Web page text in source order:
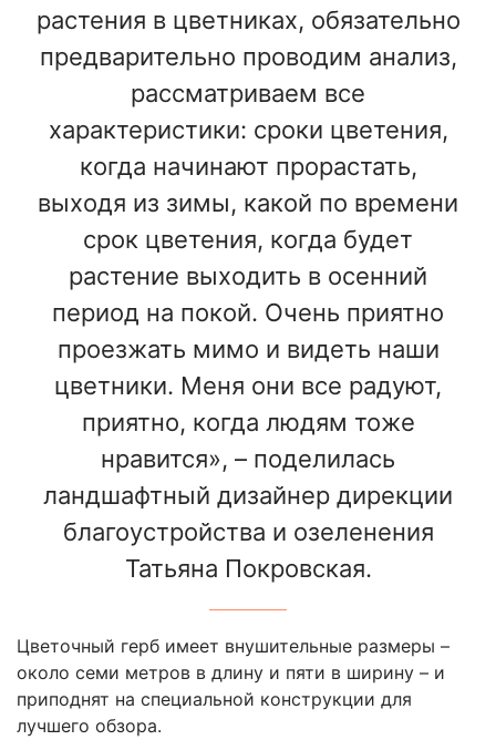
растения в цветниках, обязательно
предварительно проводим анализ,
рассматриваем все
характеристики: сроки цветения,
когда начинают прорастать,
выходя из зимы, какой по времени
срок цветения, когда будет
растение выходить в осенний
период на покой. Очень приятно
проезжать мимо и видеть наши
цветники. Меня они все радуют,
приятно, когда людям тоже
нравится», – поделилась
ландшафтный дизайнер дирекции
благоустройства и озеленения
Татьяна Покровская.
Цветочный герб имеет внушительные размеры –
около семи метров в длину и пяти в ширину – и
приподнят на специальной конструкции для
лучшего обзора.